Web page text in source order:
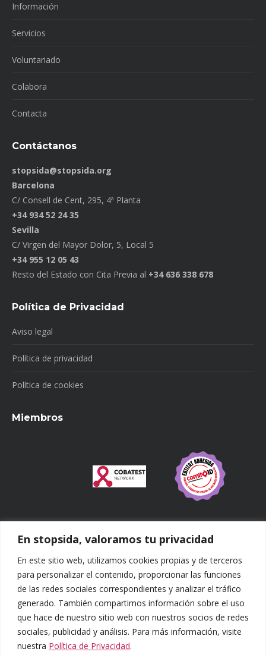
En stopsida, valoramos tu privacidad
En este sitio web, utilizamos cookies propias y de terceros
para personalizar el contenido, proporcionar las funciones
de las redes sociales correspondientes y analizar el tráfico
generado. También compartimos información sobre el uso
que hace de nuestro sitio web con nuestros socios de redes
sociales, publicidad y análisis. Para más información, visite
nuestra Política de Privacidad.
Información
Servicios
Voluntariado
Colabora
Contacta
Contáctanos
stopsida@stopsida.org
Barcelona
C/ Consell de Cent, 295, 4ª Planta
+34 934 52 24 35
Sevilla
C/ Virgen del Mayor Dolor, 5, Local 5
+34 955 12 05 43
Resto del Estado con Cita Previa al +34 636 338 678
Política de Privacidad
Aviso legal
Política de privacidad
Política de cookies
Miembros
¿Qué buscas?
Buscar:
Síguenos